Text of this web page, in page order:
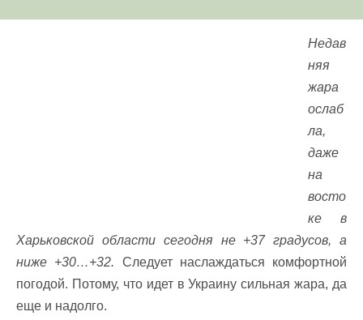
Недав
няя
жара
ослаб
ла,
даже
на
восто
ке в
Харьковской области сегодня не +37 градусов, а
ниже +30…+32. Следует наслаждаться комфортной
погодой. Потому, что идет в Украину сильная жара, да
еще и надолго.